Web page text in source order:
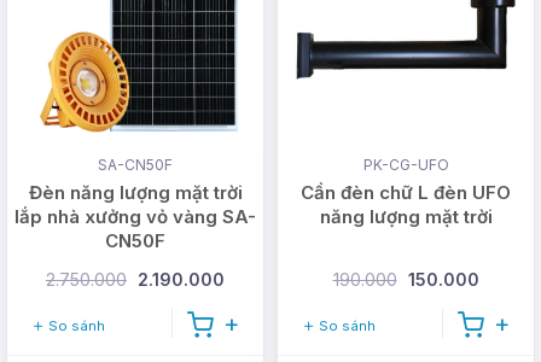
SA-CN50F
Đèn năng lượng mặt trời
lắp nhà xưởng vỏ vàng SA-
CN50F
2.750.000 2.190.000
So sánh
PK-CG-UFO
Cần đèn chữ L đèn UFO
năng lượng mặt trời
190.000 150.000
So sánh